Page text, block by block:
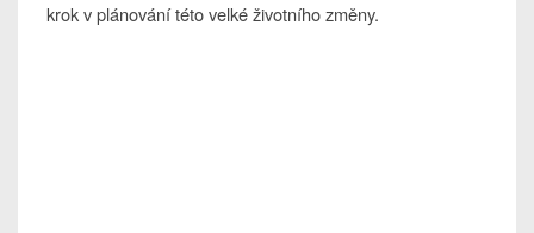
krok v plánování této velké životního změny.